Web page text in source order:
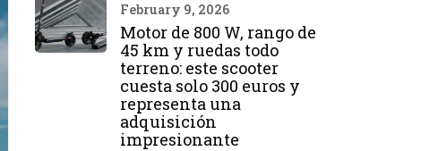
February 9, 2026
Motor de 800 W, rango de
45 km y ruedas todo
terreno: este scooter
cuesta solo 300 euros y
representa una
adquisición
impresionante